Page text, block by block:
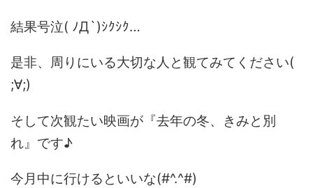
結果号泣( ﾉД`)ｼｸｼｸ…
是非、周りにいる大切な人と観てみてください(
;∀;)
そして次観たい映画が『去年の冬、きみと別
れ』です♪
今月中に行けるといいな(#^.^#)